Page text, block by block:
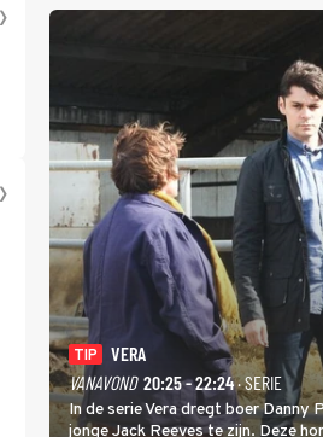
TIP
VERA
VANAVOND 20:25 - 22:24· SERIE
In de serie Vera dregt boer
jonge Jack Reeves te zijn. Deze